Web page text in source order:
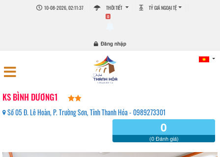
10-08-2026, 02:11:37 THỜI TIẾT TỶ GIÁ NGOẠI TỆ
0
Đăng nhập
KS BÌNH DƯƠNG1
Số 05 Đ. Lê Hoàn, P. Trường Sơn, Tỉnh Thanh Hóa - 0989273301
0
(0 Đánh giá)